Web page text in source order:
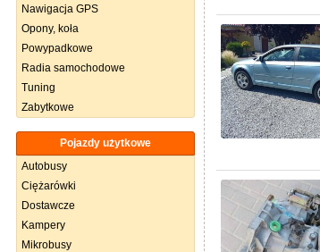
Nawigacja GPS
Opony, koła
Powypadkowe
Radia samochodowe
Tuning
Zabytkowe
Pojazdy użytkowe
Autobusy
Ciężarówki
Dostawcze
Kampery
Mikrobusy